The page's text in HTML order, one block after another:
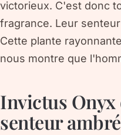
victorieux. C'est donc
fragrance. Leur
Cette plante
nous montre que
Invictus Onyx
senteur